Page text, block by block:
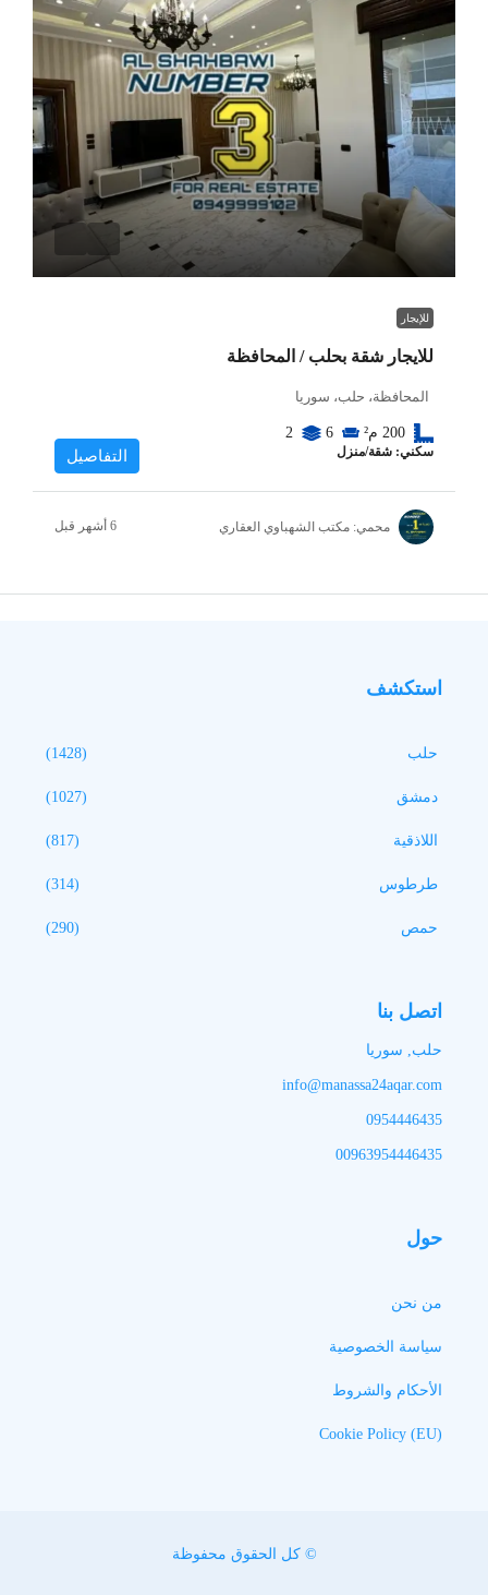
للإيجار
للايجار شقة بحلب / المحافظة
المحافظة، حلب، سوريا
200 م² 6
2
سكني: شقة/منزل التفاصيل
محمي: مكتب الشهباوي العقاري
استكشف
حلب (1428)
دمشق (1027)
اللاذقية (817)
طرطوس (314)
حمص (290)
اتصل بنا
حلب, سوريا
info@manassa24aqar.com
0954446435
00963954446435
حول
من نحن
سياسة الخصوصية
الأحكام والشروط
Cookie Policy (EU)
© كل الحقوق محفوظة